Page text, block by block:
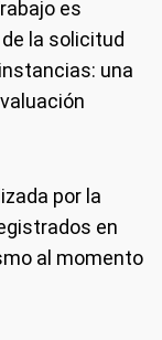
es
la solicitud
una
por la
en
al momento